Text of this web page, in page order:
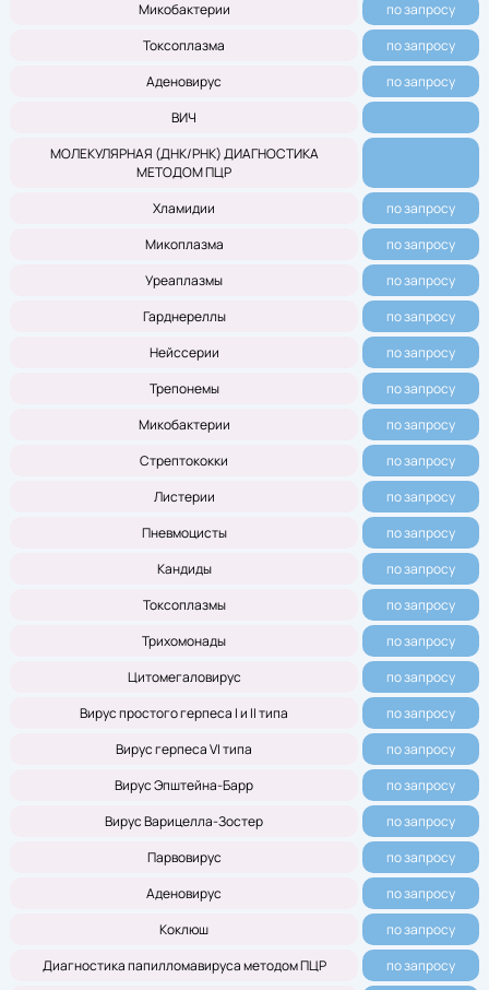
Микобактерии
по запросу
Токсоплазма
по запросу
Аденовирус
по запросу
ВИЧ
МОЛЕКУЛЯРНАЯ (ДНК/РНК) ДИАГНОСТИКА
МЕТОДОМ ПЦР
Хламидии
по запросу
Микоплазма
по запросу
Уреаплазмы
по запросу
Гарднереллы
по запросу
Нейссерии
по запросу
Трепонемы
по запросу
Микобактерии
по запросу
Стрептококки
по запросу
Листерии
по запросу
Пневмоцисты
по запросу
Кандиды
по запросу
Токсоплазмы
по запросу
Трихомонады
по запросу
Цитомегаловирус
по запросу
Вирус простого герпеса I и II типа
по запросу
Вирус герпеса VI типа
по запросу
Вирус Эпштейна-Барр
по запросу
Вирус Варицелла-Зостер
по запросу
Парвовирус
по запросу
Аденовирус
по запросу
Коклюш
по запросу
Диагностика папилломавируса методом ПЦР
по запросу